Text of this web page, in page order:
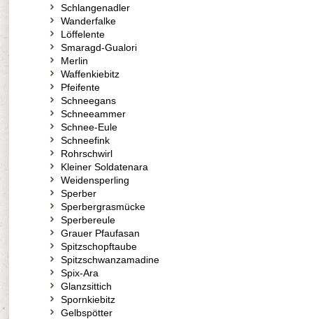
Schlangenadler
Wanderfalke
Löffelente
Smaragd-Gualori
Merlin
Waffenkiebitz
Pfeifente
Schneegans
Schneeammer
Schnee-Eule
Schneefink
Rohrschwirl
Kleiner Soldatenara
Weidensperling
Sperber
Sperbergrasmücke
Sperbereule
Grauer Pfaufasan
Spitzschopftaube
Spitzschwanzamadine
Spix-Ara
Glanzsittich
Spornkiebitz
Gelbspötter